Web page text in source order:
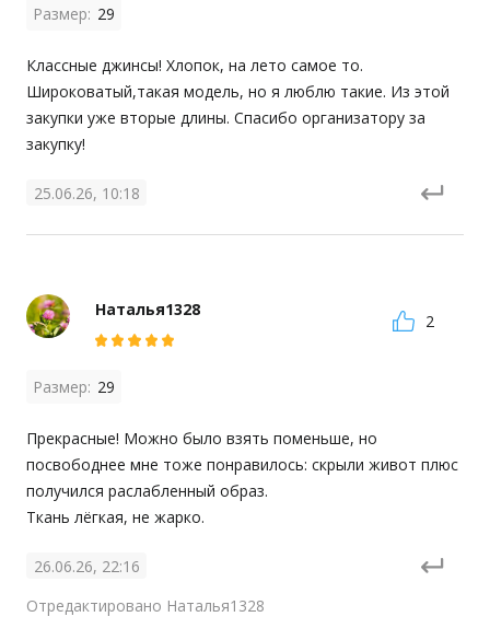
Размер: 29
Классные джинсы! Хлопок, на лето самое то.
Широковатый,такая модель, но я люблю такие. Из этой
закупки уже вторые длины. Спасибо организатору за
закупку!
25.06.26, 10:18
Наталья1328
2
Размер: 29
Прекрасные! Можно было взять поменьше, но
посвободнее мне тоже понравилось: скрыли живот плюс
получился раслабленный образ.
Ткань лёгкая, не жарко.
26.06.26, 22:16
Отредактировано Наталья1328